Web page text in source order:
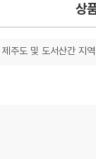
상
제주도 및 도서산간 지